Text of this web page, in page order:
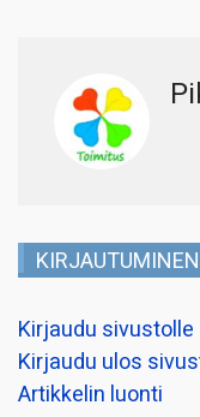
KIRJAUTUMINEN
Kirjaudu sivustolle
Kirjaudu ulos
Artikkelin luonti